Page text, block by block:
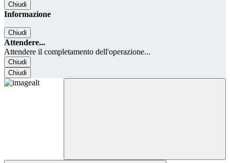
Chiudi
Informazione
Chiudi
Attendere...
Attendere il completamento dell'operazione...
Chiudi
Chiudi